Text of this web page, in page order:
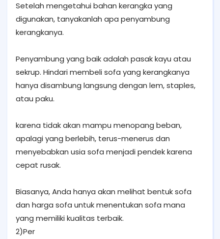
Setelah mengetahui bahan kerangka yang
digunakan, tanyakanlah apa penyambung
kerangkanya.
Penyambung yang baik adalah pasak kayu atau
sekrup. Hindari membeli sofa yang kerangkanya
hanya disambung langsung dengan lem, staples,
atau paku.
karena tidak akan mampu menopang beban,
apalagi yang berlebih, terus-menerus dan
menyebabkan usia sofa menjadi pendek karena
cepat rusak.
Biasanya, Anda hanya akan melihat bentuk sofa
dan harga sofa untuk menentukan sofa mana
yang memiliki kualitas terbaik.
2)Per